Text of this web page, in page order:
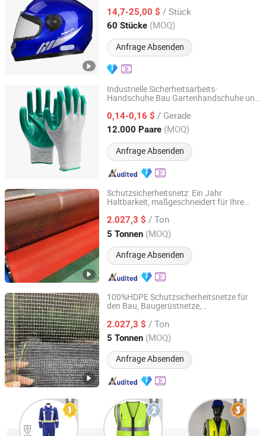
14,7-25,00 $ / Stück
60 Stücke (MOQ)
Anfrage Absenden
Zhejiang, China Seit 2025
Industrielle Sicherheitsarbeits-
Handschuhe Bau Gartenhandschuhe und
0,14-0,16 $ / Gerade
12.000 Paare (MOQ)
Anfrage Absenden
LINYI ZHANDA SAFETY PROTECTIVE PRODUCT CO., LTD.
Shandong, China Seit 2020
Schutzsicherheitsnetz: Ein Jahr
Haltbarkeit, maßgeschneidert für Ihre
2.027,3 $ / Ton
5 Tonnen (MOQ)
Anfrage Absenden
Shandong Hualin Network Industry Co., Ltd
Shandong, China Seit 2025
100%HDPE Schutzsicherheitsnetze für
den Bau, Baugerüstnetze,
2.027,3 $ / Ton
5 Tonnen (MOQ)
Anfrage Absenden
Shandong Hualin Network Industry Co., Ltd
Shandong, China Seit 2025